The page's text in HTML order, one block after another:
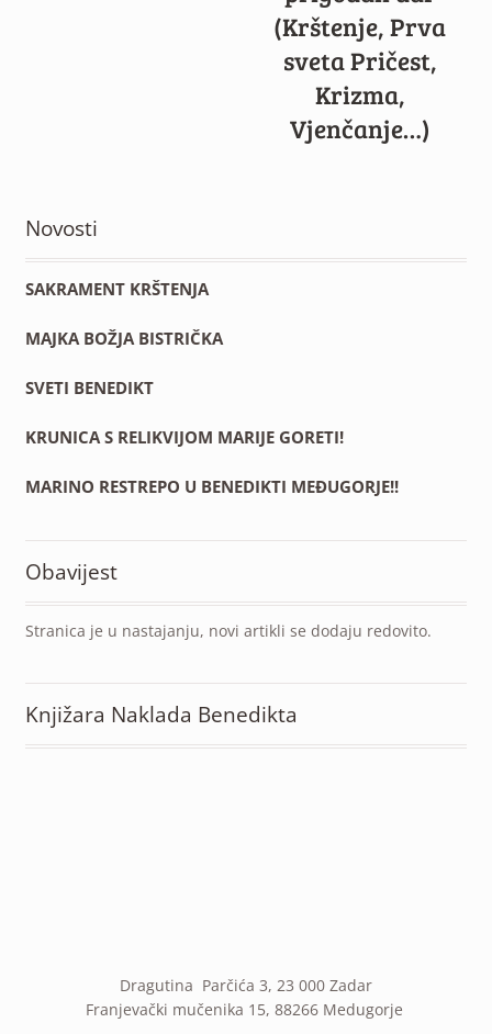
(Krštenje, Prva
sveta Pričest,
Krizma,
Vjenčanje…)
Novosti
SAKRAMENT KRŠTENJA
MAJKA BOŽJA BISTRIČKA
SVETI BENEDIKT
KRUNICA S RELIKVIJOM MARIJE GORETI!
MARINO RESTREPO U BENEDIKTI MEĐUGORJE!!
Obavijest
Stranica je u nastajanju, novi artikli se dodaju redovito.
Knjižara Naklada Benedikta
Dragutina Parčića 3, 23 000 Zadar
Franjevački mučenika 15, 88266 Medugorje